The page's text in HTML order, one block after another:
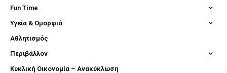
Fun Time
Υγεία & Ομορφιά
Αθλητισμός
Περιβάλλον
Κυκλική Οικονομία – Ανακύκλωση